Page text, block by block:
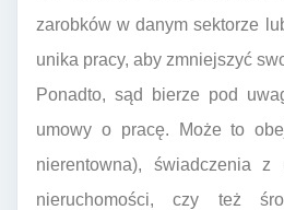
zarobków w danym sektorze
unika pracy, aby zmniejszyć
Ponadto, sąd bierze pod
umowy o pracę. Może to
nierentowna), świadczenia z
nieruchomości, czy też